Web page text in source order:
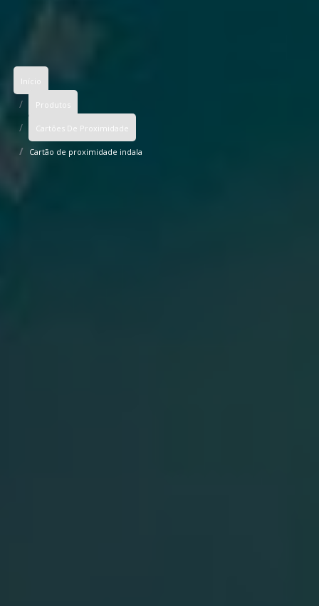
Início
Produtos
Cartões De Proximidade
Cartão de proximidade indala